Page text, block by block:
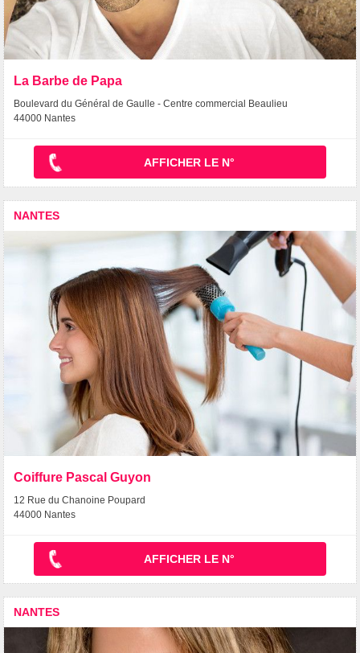
La Barbe de Papa
Boulevard du Général de Gaulle - Centre commercial Beaulieu
44000 Nantes
AFFICHER LE N°
NANTES
Coiffure Pascal Guyon
12 Rue du Chanoine Poupard
44000 Nantes
AFFICHER LE N°
NANTES